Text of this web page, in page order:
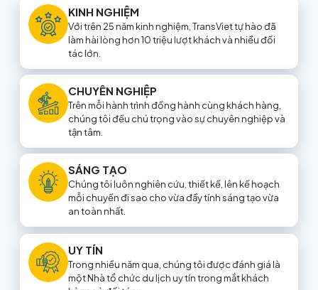
KINH NGHIỆM
Với trên 25 năm kinh nghiệm, TransViet tự hào đã
làm hài lòng hơn 10 triệu lượt khách và nhiều đối
tác lớn.
CHUYÊN NGHIỆP
Trên mỗi hành trình đồng hành cùng khách hàng,
chúng tôi đều chú trọng vào sự chuyên nghiệp và
tận tâm.
SÁNG TẠO
Chúng tôi luôn nghiên cứu, thiết kế, lên kế hoạch
mỗi chuyến đi sao cho vừa đầy tính sáng tạo vừa
an toàn nhất.
UY TÍN
Trong nhiều năm qua, chúng tôi được đánh giá là
một Nhà tổ chức du lịch uy tín trong mắt khách